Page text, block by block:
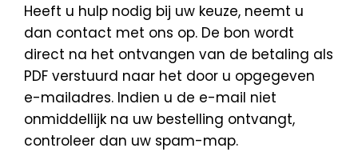
Heeft u hulp nodig bij uw keuze, neemt u
dan contact met ons op. De bon wordt
direct na het ontvangen van de betaling als
PDF verstuurd naar het door u opgegeven
e-mailadres. Indien u de e-mail niet
onmiddellijk na uw bestelling ontvangt,
controleer dan uw spam-map.